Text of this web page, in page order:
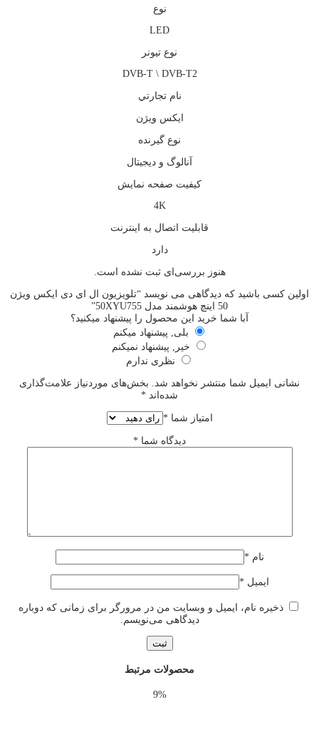
نوع
LED
نوع تيونر
DVB-T \ DVB-T2
نام تجارتي
ايكس ويژن
نوع گيرنده
آنالوگ و ديجيتال
كيفيت صفحه نمايش
4K
قابليت اتصال به اينترنت
دارد
هنوز بررسی‌ای ثبت نشده است.
اولین کسی باشید که دیدگاهی می نویسد “تلویزیون ال ای دی ایکس ویژن
50 اینچ هوشمند مدل 50XYU755”
آبا شما خرید این محصول را پیشنهاد میکنید؟
بلی, پیشنهاد میکنم
خیر, پیشنهاد نمیکنم
نظری ندارم
نشانی ایمیل شما منتشر نخواهد شد.
بخش‌های موردنیاز علامت‌گذاری
شده‌اند *
امتیاز شما*
دیدگاه شما *
نام*
ایمیل*
ذخیره نام، ایمیل و وبسایت من در مرورگر برای زمانی که دوباره
دیدگاهی می‌نویسم.
محصولات مرتبط
9%